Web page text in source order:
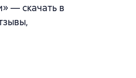
— скачать в